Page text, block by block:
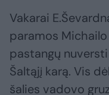
Vakarai
paramos
pastangų
Šaltąjį karą. Vis
šalies vadovo